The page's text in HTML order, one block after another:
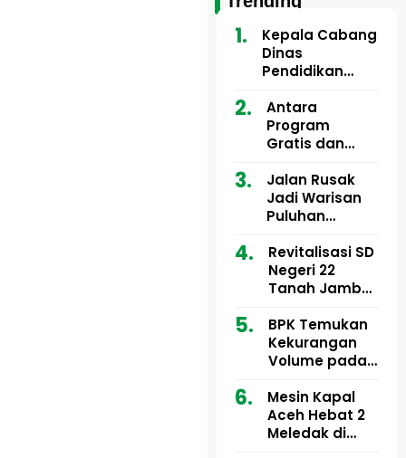
Kepala Cabang
Dinas
Pendidikan
Utara Buka
Pelatihan Deep
Learning serta
Artifisial bagi
Guru
Matematika
Antara
Program
Gratis dan
Motor Imum
Gampong, Uji
Nyali APH
Bermain di
Balik Rp250
Ribu
Jalan Rusak
Jadi Warisan
Puluhan
dan Tgk
Muharuddin
Kini Didesak
Revitalisasi SD
Negeri 22
Tanah Jambo
Miliar Tuai
Sorotan, Publik
Pertanyakan
Anggaran
BPK Temukan
Kekurangan
Volume pada
Aceh Utara
Tahun 2024,
Pengembalian
Mesin Kapal
Aceh Hebat 2
Meledak di